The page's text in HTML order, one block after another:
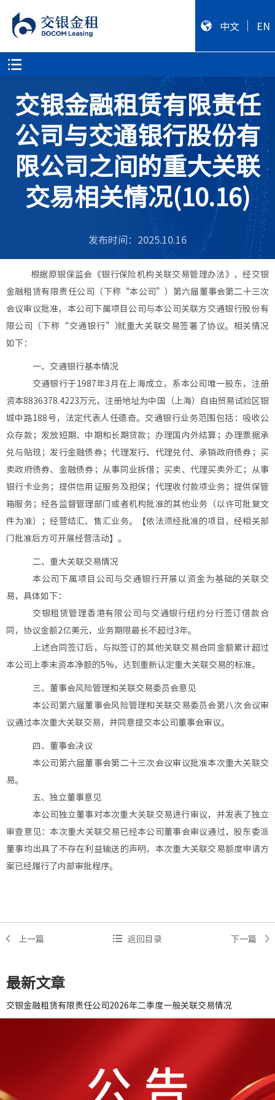
中文 EN
交银金融租赁有限责任
公司与交通银行股份有
限公司之间的重大关联
交易相关情况(10.16)
发布时间：2025.10.16
根据原银保监会《银行保险机构关联交易管理办法》，经交银
金融租赁有限责任公司 （下称 “本公司” ） 第六届董事会第二十三次
会议审议批准，本公司下属项目公司与本公司关联方交通银行股份有
限公司 （下称 “交通银行” ）就重大关联交易签署了协议。相关情况
如下：
一、 交通银行基本情况
交通银行于1987年3月在上海成立，系本公司唯一股东， 注册
资本8836378.4223万元，注册地址为中国 （上海） 自由贸易试验区银
城中路188号，法定代表人任德奇。 交通银行业务范围包括： 吸收公
众存款；发放短期、中期和长期贷款；办理国内外结算；办理票据承
兑与贴现；发行金融债券；代理发行、代理兑付、承销政府债券；买
卖政府债券、金融债券；从事同业拆借；买卖、代理买卖外汇；从事
银行卡业务；提供信用证服务及担保；代理收付款项业务；提供保管
箱服务；经各监督管理部门或者机构批准的其他业务（以许可批复文
件为准）；经营结汇、售汇业务。【依法须经批准的项目，经相关部
门批准后方可开展经营活动】 。
二、 重大关联交易情况
本公司下属项目公司与交通银行开展以资金为基础的关联交
易，具体如下：
交银租赁管理香港有限公司与交通银行纽约分行签订借款合
同 ，协议金额2亿美元， 业务期限最长不超过3年。
上述合同签订后，与拟签订的其他关联交易合同金额累计超过
本公司上季末资本净额的5%，达到重新认定重大关联交易的标准。
三、 董事会风险管理和关联交易委员会意见
本公司第六届董事会风险管理和关联交易委员会第八次会议审
议通过本次重大关联交易， 并同意提交本公司董事会审议。
四、董事会决议
本公司第六届董事会第二十三次会议审议批准本次重大关联交
易。
五、独立董事意见
本公司独立董事对本次重大关联交易进行审议，并发表了独立
审查意见：本次重大关联交易已经本公司董事会审议通过，股东委派
董事均出具了不存在利益输送的声明，本次重大关联交易额度申请方
案已经履行了内部审批程序。
上一篇 返回目录 下一篇
最新文章
交银金融租赁有限责任公司2026年二季度一般关联交易情况